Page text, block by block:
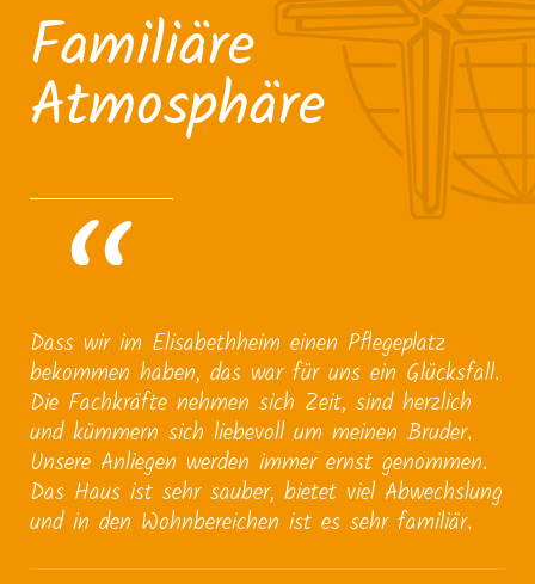
Familiäre
Atmosphäre
Dass wir im Elisabethheim einen Pflegeplatz
bekommen haben, das war für uns ein Glücksfall.
Die Fachkräfte nehmen sich Zeit, sind herzlich
und kümmern sich liebevoll um meinen Bruder.
Unsere Anliegen werden immer ernst genommen.
Das Haus ist sehr sauber, bietet viel Abwechslung
und in den Wohnbereichen ist es sehr familiär.